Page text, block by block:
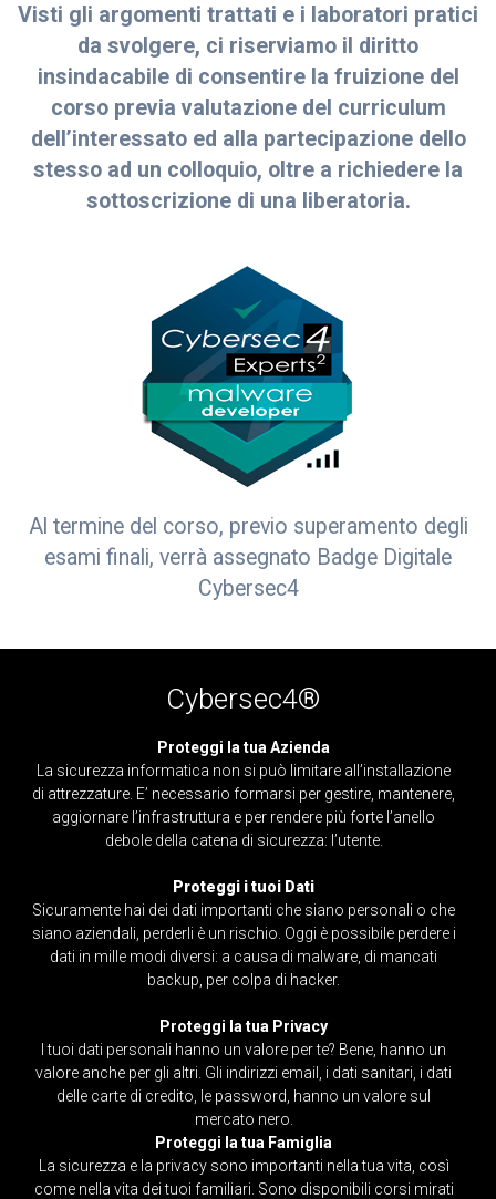
Visti gli argomenti trattati e i laboratori pratici
da svolgere, ci riserviamo il diritto
insindacabile di consentire la fruizione del
corso previa valutazione del curriculum
dell’interessato ed alla partecipazione dello
stesso ad un colloquio, oltre a richiedere la
sottoscrizione di una liberatoria.
Al termine del corso, previo superamento degli
esami finali, verrà assegnato Badge Digitale
Cybersec4
Cybersec4®
Proteggi la tua Azienda
La sicurezza informatica non si può limitare all’installazione
di attrezzature. E’ necessario formarsi per gestire, mantenere,
aggiornare l’infrastruttura e per rendere più forte l’anello
debole della catena di sicurezza: l’utente.
Proteggi i tuoi Dati
Sicuramente hai dei dati importanti che siano personali o che
siano aziendali, perderli è un rischio. Oggi è possibile perdere i
dati in mille modi diversi: a causa di malware, di mancati
backup, per colpa di hacker.
Proteggi la tua Privacy
I tuoi dati personali hanno un valore per te? Bene, hanno un
valore anche per gli altri. Gli indirizzi email, i dati sanitari, i dati
delle carte di credito, le password, hanno un valore sul
mercato nero.
Proteggi la tua Famiglia
La sicurezza e la privacy sono importanti nella tua vita, così
come nella vita dei tuoi familiari. Sono disponibili corsi mirati